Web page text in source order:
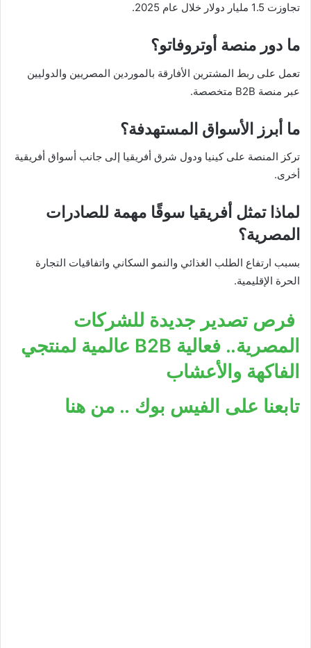
تجاوزت 1.5 مليار دولار خلال عام 2025.
ما دور منصة أوتروفاتو؟
تعمل على ربط المشترين الأفارقة بالموردين المصريين والدوليين
عبر منصة B2B متخصصة.
ما أبرز الأسواق المستهدفة؟
تركز المنصة على كينيا ودول شرق أفريقيا إلى جانب أسواق أفريقية
أخرى.
لماذا تمثل أفريقيا سوقًا مهمة للصادرات
المصرية؟
بسبب ارتفاع الطلب الغذائي والنمو السكاني واتفاقيات التجارة
الحرة الإقليمية.
فرص تصدير جديدة للشركات
المصرية.. فعالية B2B عالمية لمنتجي
الفاكهة والأعشاب
تابعنا على الفيس بوك .. من هنا